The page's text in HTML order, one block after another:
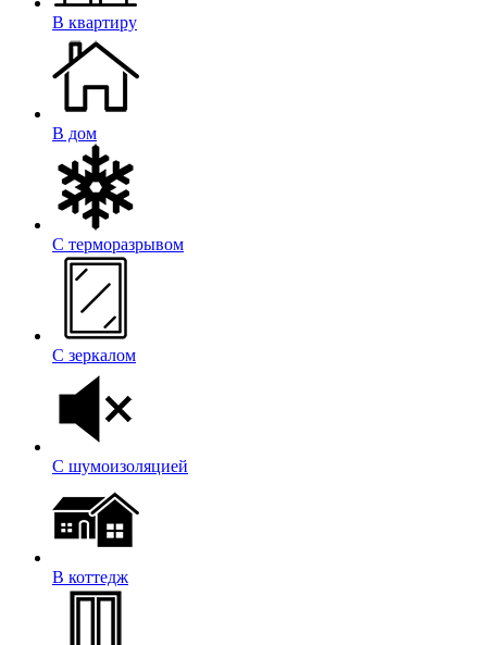
В квартиру
В дом
С терморазрывом
С зеркалом
С шумоизоляцией
В коттедж